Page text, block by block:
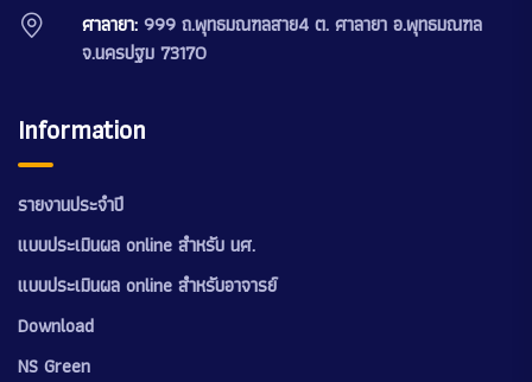
ศาลายา: 999 ถ.พุทธมณฑลสาย4 ต. ศาลายา อ.พุทธมณฑล
จ.นครปฐม 73170
Information
รายงานประจำปี
แบบประเมินผล online สำหรับ นศ.
แบบประเมินผล online สำหรับอาจารย์
Download
NS Green